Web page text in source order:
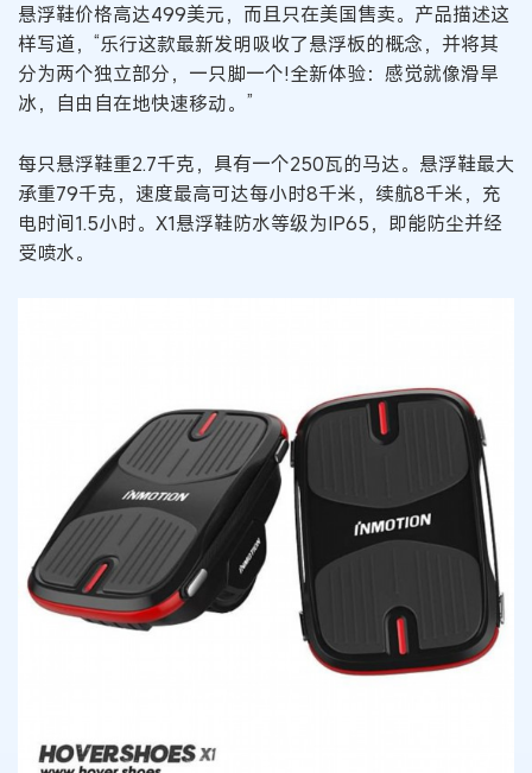
悬浮鞋价格高达499美元，而且只在美国售卖。产品描述这
样写道，“乐行这款最新发明吸收了悬浮板的概念，并将其
分为两个独立部分，一只脚一个!全新体验：感觉就像滑旱
冰，自由自在地快速移动。”
每只悬浮鞋重2.7千克，具有一个250瓦的马达。悬浮鞋最大
承重79千克，速度最高可达每小时8千米，续航8千米，充
电时间1.5小时。X1悬浮鞋防水等级为IP65，即能防尘并经
受喷水。